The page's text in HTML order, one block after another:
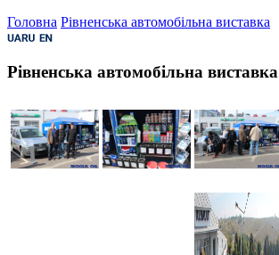
Головна Рівненська автомобільна виставка
Рівненська автомобільна виставка